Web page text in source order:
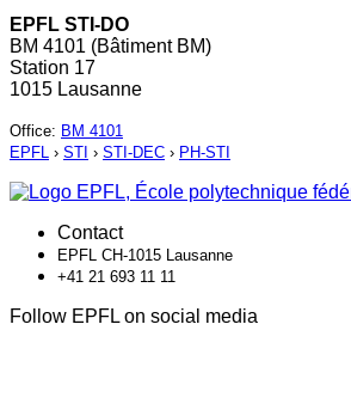
EPFL STI-DO
BM 4101 (Bâtiment BM)
Station 17
1015 Lausanne
Office: BM 4101
EPFL › STI › STI-DEC › PH-STI
Contact
EPFL CH-1015 Lausanne
+41 21 693 11 11
Follow EPFL on social media